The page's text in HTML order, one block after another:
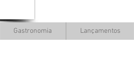
Gastronomia Lançamentos